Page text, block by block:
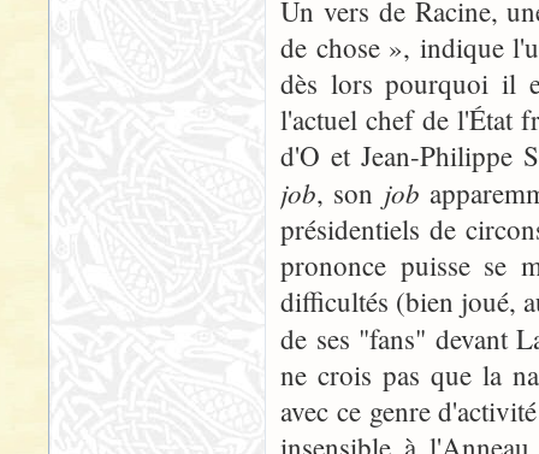
Un vers de Racine,
de chose », indique
dès lors pourquoi il
l'actuel chef de l'État
d'O et Jean-Philippe
job, son job
présidentiels de
prononce puisse se
difficultés (bien joué,
de ses "fans" devant
ne crois pas que la
avec ce genre
insensible à